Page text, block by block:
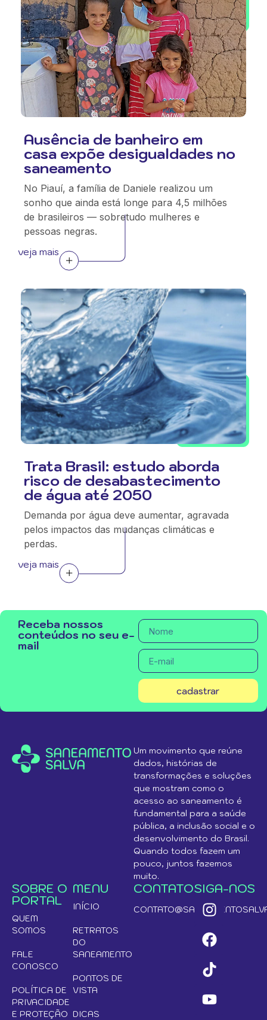
Ausência de banheiro em
casa expõe desigualdades no
saneamento
No Piauí, a família de Daniele realizou um
sonho que ainda está longe para 4,5 milhões
de brasileiros — sobretudo mulheres e
pessoas negras.
veja mais
Trata Brasil: estudo aborda
risco de desabastecimento
de água até 2050
Demanda por água deve aumentar, agravada
pelos impactos das mudanças climáticas e
perdas.
veja mais
Receba nossos
conteúdos no seu e-
mail
cadastrar
Um movimento que reúne
dados, histórias de
transformações e soluções
que mostram como o
acesso ao saneamento é
fundamental para a saúde
pública, a inclusão social e o
desenvolvimento do Brasil.
Quando todos fazem um
pouco, juntos fazemos
muito.
SOBRE O
PORTAL
QUEM
SOMOS
FALE
CONOSCO
POLÍTICA DE
PRIVACIDADE
E PROTEÇÃO
MENU
INÍCIO
RETRATOS
DO
SANEAMENTO
PONTOS DE
VISTA
DICAS
CONTATOSIGA-NOS